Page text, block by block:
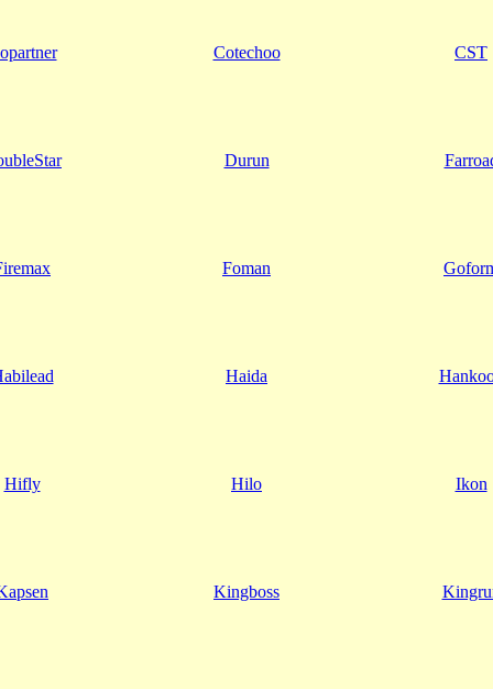
Cotechoo CST
Durun
Foman
Haida
Hifly Hilo Ikon
Kingboss